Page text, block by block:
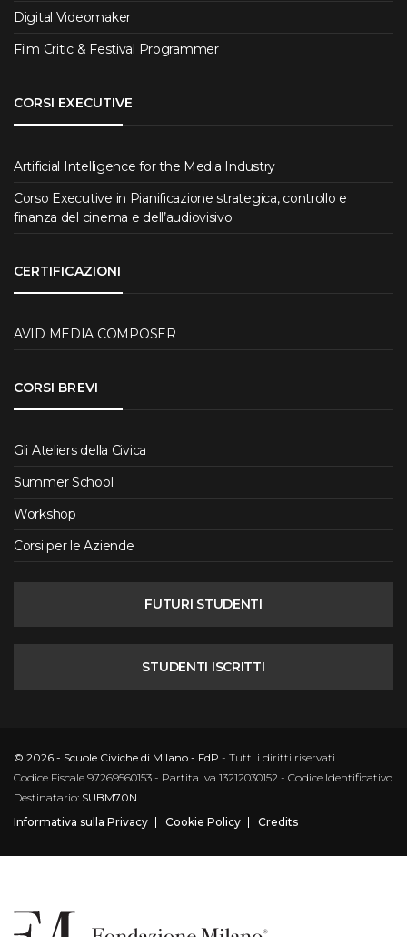
Digital Videomaker
Film Critic & Festival Programmer
CORSI EXECUTIVE
Artificial Intelligence for the Media Industry
Corso Executive in Pianificazione strategica, controllo e
finanza del cinema e dell’audiovisivo
CERTIFICAZIONI
AVID MEDIA COMPOSER
CORSI BREVI
Gli Ateliers della Civica
Summer School
Workshop
Corsi per le Aziende
FUTURI STUDENTI
STUDENTI ISCRITTI
© 2026 - Scuole Civiche di Milano - FdP - Tutti i diritti riservati
Codice Fiscale 97269560153 - Partita Iva 13212030152 - Codice Identificativo
Destinatario: SUBM70N
Informativa sulla Privacy
Cookie Policy Credits